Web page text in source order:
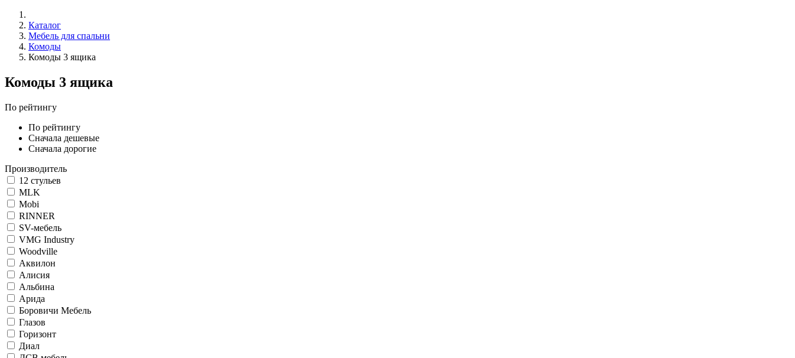
Каталог
Мебель для спальни
Комоды
Комоды 3 ящика
Комоды 3 ящика
По рейтингу
По рейтингу
Сначала дешевые
Сначала дорогие
Производитель
12 стульев
MLK
Mobi
RINNER
SV-мебель
VMG Industry
Woodville
Аквилон
Алисия
Альбина
Арида
Боровичи Мебель
Глазов
Горизонт
Диал